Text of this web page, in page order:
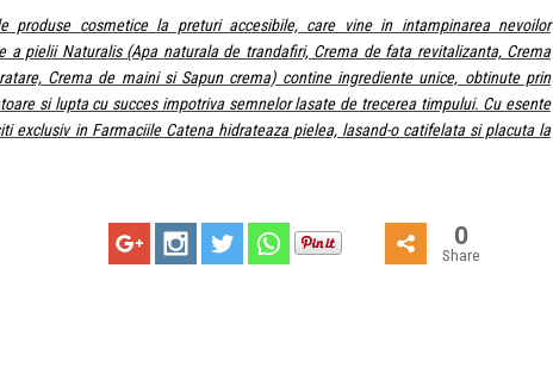
produse cosmetice la preturi accesibile, care vine in intampinarea nevoilor
a pielii Naturalis (Apa naturala de trandafiri, Crema de fata revitalizanta, Crema
Crema de maini si Sapun crema) contine ingrediente unice, obtinute prin
si lupta cu succes impotriva semnelor lasate de trecerea timpului. Cu esente
exclusiv in Farmaciile Catena hidrateaza pielea, lasand-o catifelata si placuta la
0
Share